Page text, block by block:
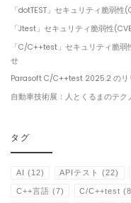
「dotTEST」セキュリティ脆弱
「Jtest」セキュリティ脆弱性
「C/C++test」セキュリティ脆
せ
Parasoft C/C++test 2025.2 のリ
自動車技術展：人とくるまのテク
タグ
AI (12) APIテスト (22)
C++言語 (7) C/C++test